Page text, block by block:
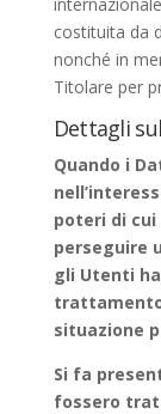
costituita da
nonché in
Titolare per
Dettagli
Quando i
poteri di
perseguire
gli Utenti
situazione
Si fa
fossero